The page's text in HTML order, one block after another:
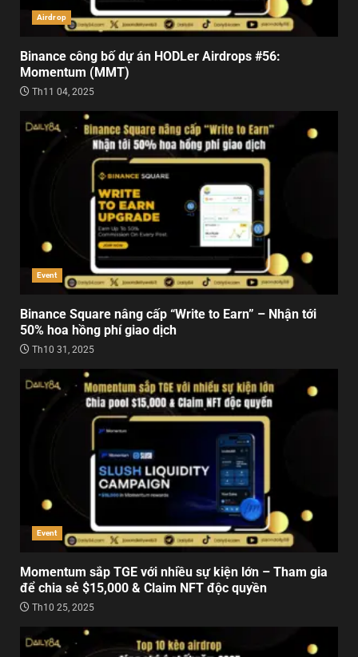
Airdrop
Binance công bố dự án HODLer Airdrops #56:
Momentum (MMT)
Th11 04, 2025
Event
Binance Square nâng cấp “Write to Earn” – Nhận tới
50% hoa hồng phí giao dịch
Th10 31, 2025
Event
Momentum sắp TGE với nhiều sự kiện lớn – Tham gia
để chia sẻ $15,000 & Claim NFT độc quyền
Th10 25, 2025